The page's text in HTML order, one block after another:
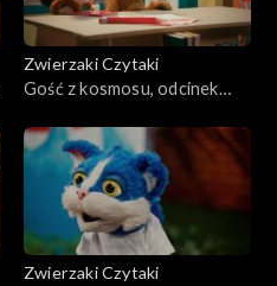
Zwierzaki Czytaki
Gość z kosmosu, odcinek
Zwierzaki Czytaki